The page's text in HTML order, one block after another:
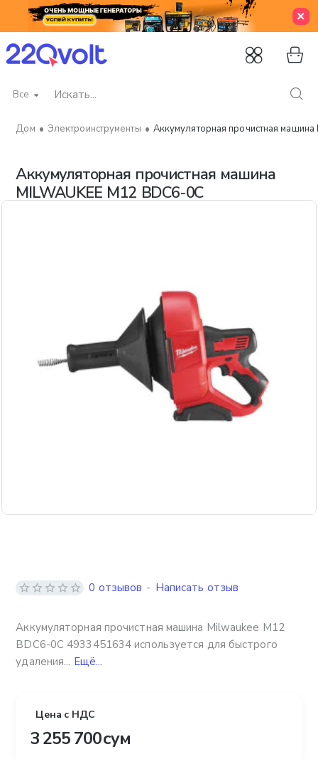
Все
Искать...
Аккумуляторная прочистная машина
MILWAUKEE M12 BDC6-0C
Электроинструменты Аккумуляторная прочистная
Аккумуляторная прочистная машина Milwaukee M12
BDC6-0C 4933451634 используется для быстрого
удаления... Ещё...
0 отзывов - Написать отзыв
Цена с НДС
3 255 700 сум